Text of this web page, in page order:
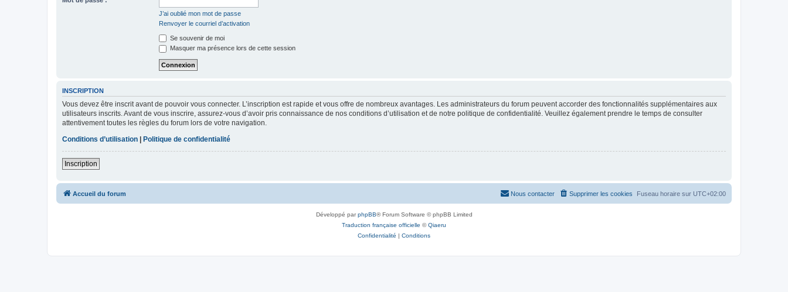
J’ai oublié mon mot de passe
Renvoyer le courriel d’activation
Se souvenir de moi
Masquer ma présence lors de cette session
INSCRIPTION
Vous devez être inscrit avant de pouvoir vous connecter. L’inscription est rapide et vous offre de nombreux avantages. Les administrateurs du forum peuvent accorder des fonctionnalités supplémentaires aux
utilisateurs inscrits. Avant de vous inscrire, assurez-vous d’avoir pris connaissance de nos conditions d’utilisation et de notre politique de confidentialité. Veuillez également prendre le temps de consulter
attentivement toutes les règles du forum lors de votre navigation.
Conditions d’utilisation
Politique de confidentialité
Inscription
Accueil du forum Fuseau horaire sur UTC+02:00
Supprimer les cookies
Nous contacter
Développé parphpBB® Forum Software © phpBB Limited
Traduction française officielle ©Qiaeru
Confidentialité | Conditions